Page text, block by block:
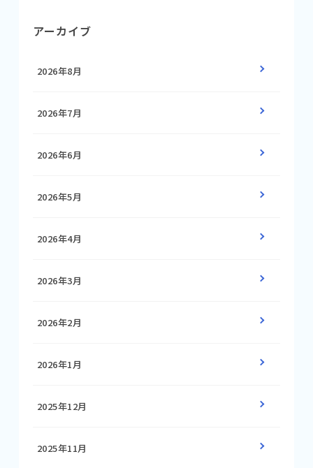
アーカイブ
2026年8月
2026年7月
2026年6月
2026年5月
2026年4月
2026年3月
2026年2月
2026年1月
2025年12月
2025年11月